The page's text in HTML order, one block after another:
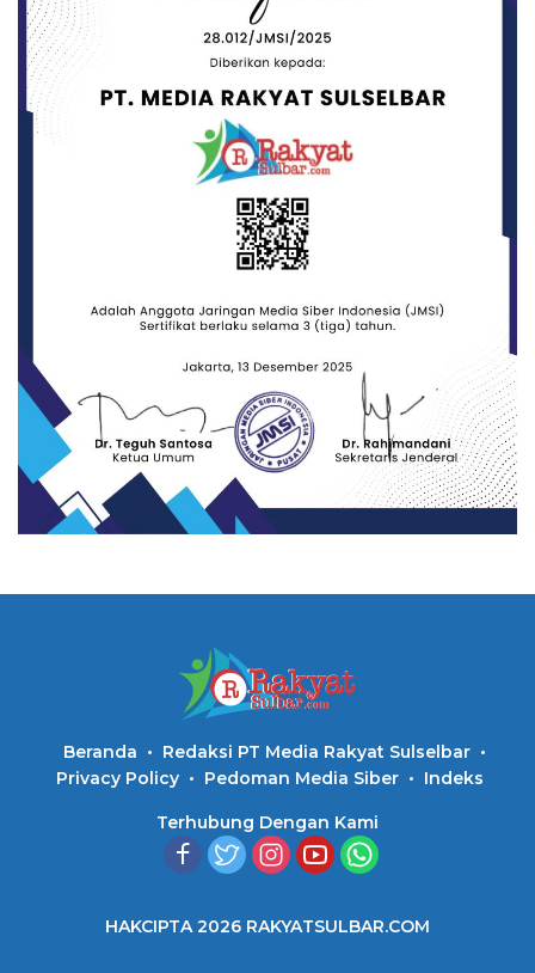
Beranda
Redaksi PT Media Rakyat Sulselbar
Privacy Policy
Pedoman Media Siber Indeks
Terhubung Dengan Kami
HAKCIPTA 2026 RAKYATSULBAR.COM